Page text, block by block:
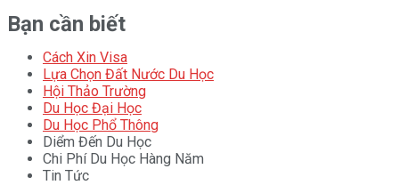
Bạn cần biết
Cách Xin Visa
Lựa Chọn Đất Nước Du Học
Hội Thảo Trường
Du Học Đại Học
Du Học Phổ Thông
Diểm Đến Du Học
Chi Phí Du Học Hàng Năm
Tin Tức